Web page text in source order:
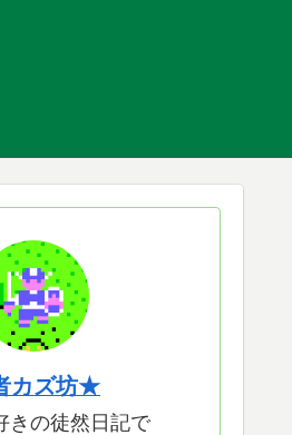
カズ坊★
きの徒然日記で